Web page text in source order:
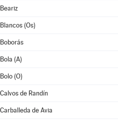
Beariz
Blancos (Os)
Boborás
Bola (A)
Bolo (O)
Calvos de Randín
Carballeda de Avia